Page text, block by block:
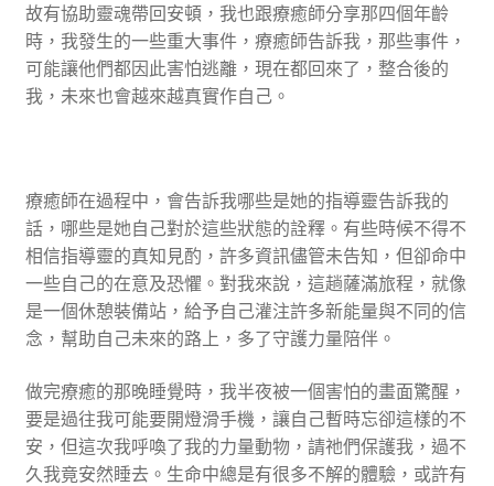
故有協助靈魂帶回安頓，我也跟療癒師分享那四個年齡
時，我發生的一些重大事件，療癒師告訴我，那些事件，
可能讓他們都因此害怕逃離，現在都回來了，整合後的
我，未來也會越來越真實作自己。
療癒師在過程中，會告訴我哪些是她的指導靈告訴我的
話，哪些是她自己對於這些狀態的詮釋。有些時候不得不
相信指導靈的真知見酌，許多資訊儘管未告知，但卻命中
一些自己的在意及恐懼。對我來說，這趟薩滿旅程，就像
是一個休憩裝備站，給予自己灌注許多新能量與不同的信
念，幫助自己未來的路上，多了守護力量陪伴。
做完療癒的那晚睡覺時，我半夜被一個害怕的畫面驚醒，
要是過往我可能要開燈滑手機，讓自己暫時忘卻這樣的不
安，但這次我呼喚了我的力量動物，請祂們保護我，過不
久我竟安然睡去。生命中總是有很多不解的體驗，或許有